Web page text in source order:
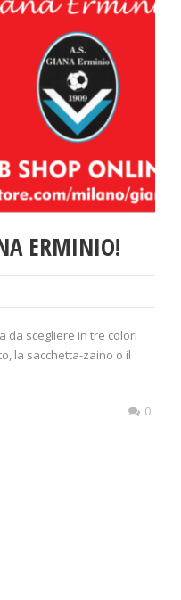
ERMINIO!
da scegliere in tre colori
la sacchetta-zaino o il
0